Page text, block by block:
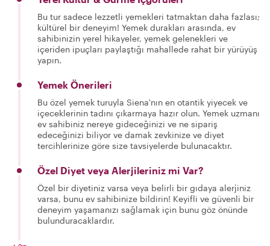
Bu tur sadece lezzetli yemekleri tatmaktan daha fazlası;
kültürel bir deneyim! Yemek durakları arasında, ev
sahibinizin yerel hikayeler, yemek gelenekleri ve
içeriden ipuçları paylaştığı mahallede rahat bir yürüyüş
yapın.
Yemek Önerileri
Bu özel yemek turuyla Siena'nın en otantik yiyecek ve
içeceklerinin tadını çıkarmaya hazır olun. Yemek uzmanı
ev sahibiniz nereye gideceğinizi ve ne sipariş
edeceğinizi biliyor ve damak zevkinize ve diyet
tercihlerinize göre size tavsiyelerde bulunacaktır.
Özel Diyet veya Alerjileriniz mi Var?
Özel bir diyetiniz varsa veya belirli bir gıdaya alerjiniz
varsa, bunu ev sahibinize bildirin! Keyifli ve güvenli bir
deneyim yaşamanızı sağlamak için bunu göz önünde
bulunduracaklardır.